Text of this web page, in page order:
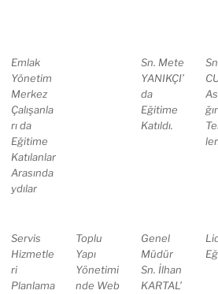
Emlak
Yönetim
Merkez
Çalışanla
rı da
Eğitime
Katılanlar
Arasında
ydılar
Sn. Mete
YANIKÇI’
da
Eğitime
Katıldı.
Servis
Hizmetle
ri
Planlama
Toplu
Yapı
Yönetimi
nde Web
Genel
Müdür
Sn. İlhan
KARTAL’